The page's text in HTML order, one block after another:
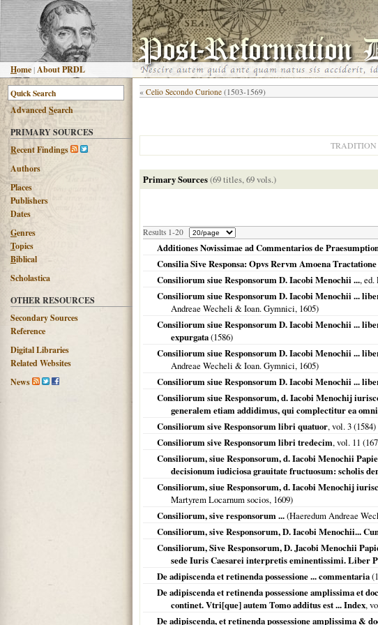
Home |About PRDL
AdvancedSearch
PRIMARY SOURCES
Recent Findings
Authors
Places
Publishers
Dates
Genres
Topics
Biblical
Scholastica
OTHER RESOURCES
Secondary Sources
Reference
Digital Libraries
Related Websites
News
« Celio Secondo Curione (1503-1569)
TRADITION
Primary Sources(69 titles, 69 vols.)
Results 1-20
Additiones Novissimae ad Commentarios de
Consilia Sive Responsa: Opvs Rervm Amoena
Consiliorum siue Responsorum D. Iacobi Menochii ..., ed.
Consiliorum siue Responsorum D. Iacobi Menochii ...
Andreae Wecheli & Ioan. Gymnici, 1605)
Consiliorum siue Responsorum D. Iacobi Menochii ...
expurgata(1586)
Consiliorum siue Responsorum D. Iacobi Menochii ...
Andreae Wecheli & Ioan. Gymnici, 1605)
Consiliorum siue Responsorum D. Iacobi Menochii ...
Consiliorum siue Responsorum, d. Iacobi Menochij
generalem etiam addidimus, qui complectitur ea
Consiliorum sive Responsorum libri quatuor, vol. 3 (1584)
Consiliorum sive Responsorum libri tredecim, vol. 11 (
Consiliorum, siue Responsorum, d. Iacobi Menochii
decisionum iudiciosa grauitate fructuosum: scholis
Consiliorum, siue Responsorum, d. Iacobi Menochij
Martyrem Locarnum socios, 1609)
Consiliorum, sive responsorum ...(Haeredum Andreae
Consiliorum, sive Responsorum, D. Iacobi Menochii...
Consiliorum, Sive Responsorum, D. Jacobi Menochii
sede Iuris Caesarei interpretis eminentissimi. Liber
De adipiscenda et retinenda possessione ... commentaria(
De adipiscenda et retinenda possessione amplissima et
continet. Vtri[que] autem Tomo additus est ... Index,
De adipiscenda, et retinenda possessione amplissima &